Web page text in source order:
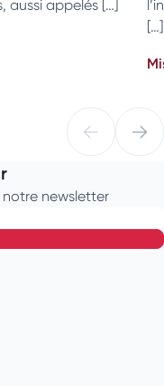
aussi appelés […]
[…]
newsletter